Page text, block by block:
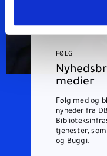
FØLG
medier
Følg med og
nyheder fra
tjenester,
og Buggi.